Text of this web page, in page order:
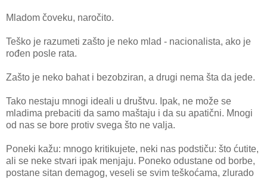
Mladom čoveku, naročito.
Teško je razumeti zašto je neko mlad - nacionalista, ako je
rođen posle rata.
Zašto je neko bahat i bezobziran, a drugi nema šta da jede.
Tako nestaju mnogi ideali u društvu. Ipak, ne može se
mladima prebaciti da samo maštaju i da su apatični. Mnogi
od nas se bore protiv svega što ne valja.
Poneki kažu: mnogo kritikujete, neki nas podstiču: što ćutite,
ali se neke stvari ipak menjaju. Poneko odustane od borbe,
postane sitan demagog, veseli se svim teškoćama, zlurado